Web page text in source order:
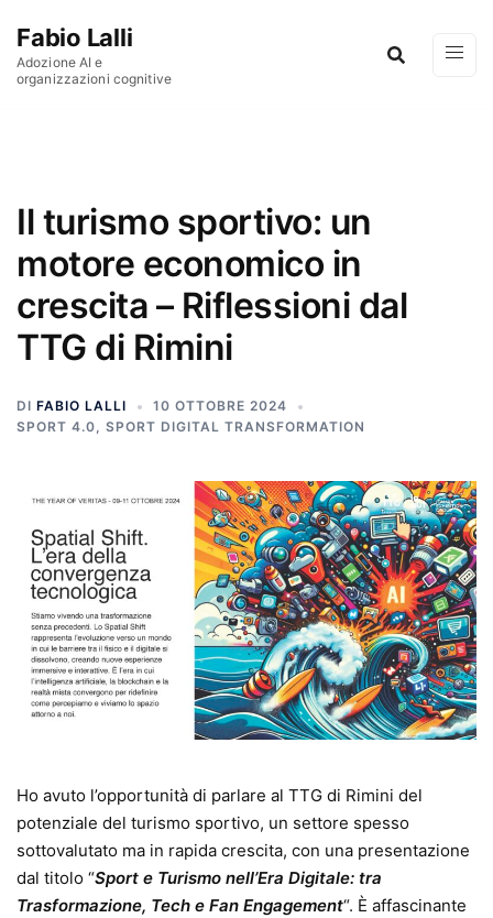
Fabio Lalli
Adozione AI e
organizzazioni cognitive
Il turismo sportivo: un
motore economico in
crescita – Riflessioni dal
TTG di Rimini
DI FABIO LALLI
10 OTTOBRE 2024
SPORT 4.0, SPORT DIGITAL TRANSFORMATION
Ho avuto l’opportunità di parlare al TTG di Rimini del
potenziale del turismo sportivo, un settore spesso
sottovalutato ma in rapida crescita, con una presentazione
dal titolo “Sport e Turismo nell’Era Digitale: tra
Trasformazione, Tech e Fan Engagement“. È affascinante